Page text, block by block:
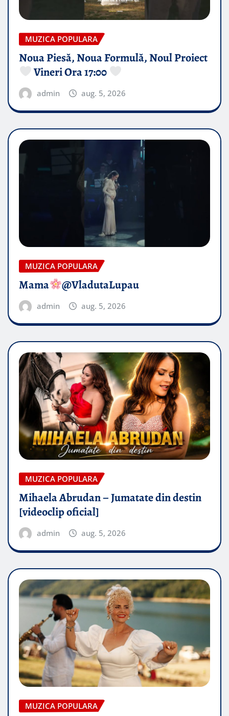
MUZICA POPULARA
Noua Piesă, Noua Formulă, Noul Proiect
Vineri Ora 17:00
admin aug. 5, 2026
MUZICA POPULARA
Mama @VladutaLupau
admin aug. 5, 2026
MUZICA POPULARA
Mihaela Abrudan – Jumatate din destin
[videoclip oficial]
admin aug. 5, 2026
MUZICA POPULARA